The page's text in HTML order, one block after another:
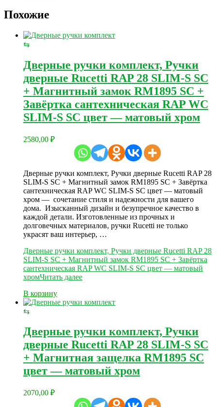
Похожие
⇆
Дверные ручки комплект, Ручки
дверные Rucetti RAP 28 SLIM-S SC
+ Магнитный замок RM1895 SC +
Завёртка сантехническая RAP WC
SLIM-S SC цвет — матовый хром
2580,00 ₽
Дверные ручки комплект, Ручки дверные Rucetti RAP 28
SLIM-S SC + Магнитный замок RM1895 SC + Завёртка
сантехническая RAP WC SLIM-S SC цвет — матовый
хром — сочетание стиля и надежности для вашего
дома. Изысканный дизайн и безупречное качество в
каждой детали. Изготовленные из прочных и
долговечных материалов, ручки Rucetti не только
украсят ваш интерьер, …
Дверные ручки комплект, Ручки дверные Rucetti RAP 28
SLIM-S SC + Магнитный замок RM1895 SC + Завёртка
сантехническая RAP WC SLIM-S SC цвет — матовый
хромЧитать далее
В корзину
⇆
Дверные ручки комплект, Ручки
дверные Rucetti RAP 28 SLIM-S SC
+ Магнитная защелка RM1895 SC
цвет — матовый хром
2070,00 ₽